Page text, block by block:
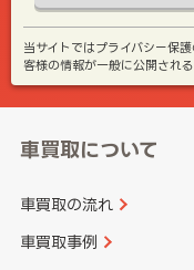
当サイトではプライバシー保
客様の情報が一般に公開され
車買取について
車買取の流れ
車買取事例